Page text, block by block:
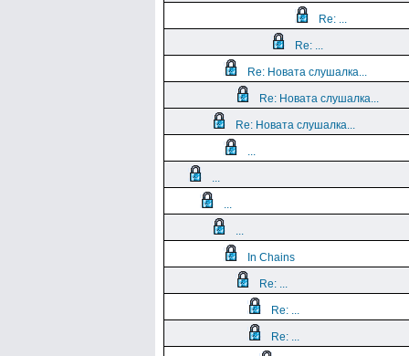
Re: ...
Re: ...
Re: Новата слушалка...
Re: Новата слушалка...
Re: Новата слушалка...
...
...
...
...
In Chains
Re: ...
Re: ...
Re: ...